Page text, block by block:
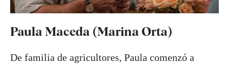
Paula Maceda (Marina Orta)
De familia de agricultores, Paula comenzó a